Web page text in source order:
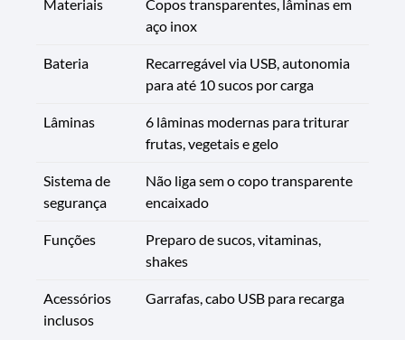
Materiais
Copos transparentes, lâminas em
aço inox
Bateria
Recarregável via USB, autonomia
para até 10 sucos por carga
Lâminas
6 lâminas modernas para triturar
frutas, vegetais e gelo
Sistema de
segurança
Não liga sem o copo transparente
encaixado
Funções
Preparo de sucos, vitaminas,
shakes
Acessórios
inclusos
Garrafas, cabo USB para recarga